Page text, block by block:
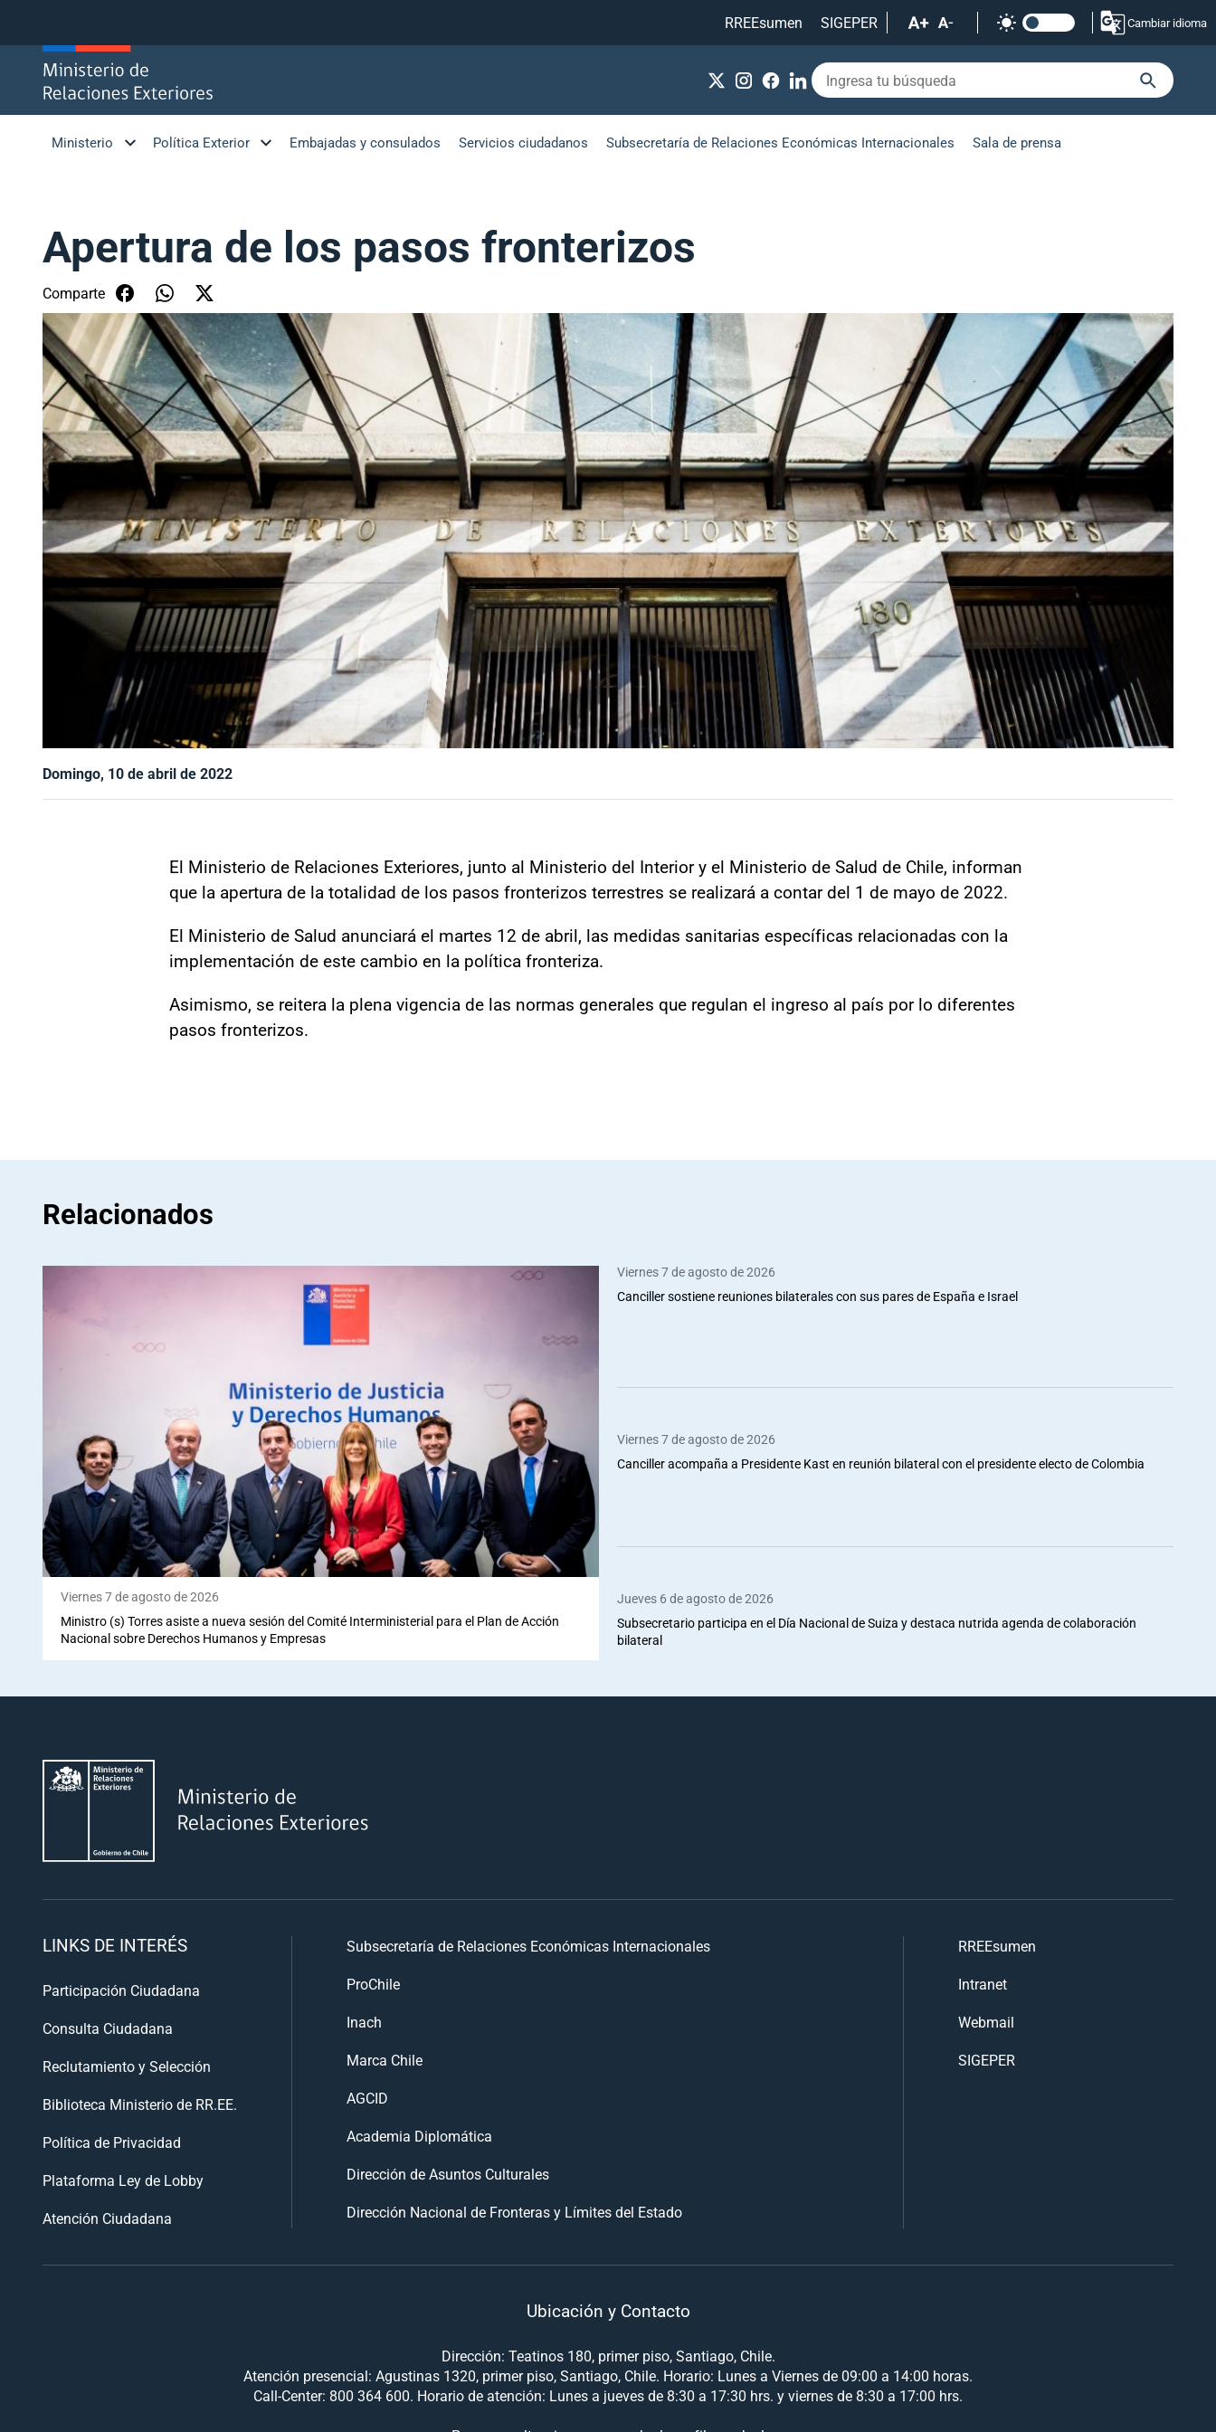
RREEsumen
SIGEPER Cambiar idioma
Ministerio Política Exterior Embajadas y consulados Servicios ciudadanos Subsecretaría de Relaciones Económicas Internacionales Sala de prensa
Apertura de los pasos fronterizos
Comparte
Domingo, 10 de abril de 2022
El Ministerio de Relaciones Exteriores, junto al Ministerio del Interior y el Ministerio de Salud de Chile, informan
que la apertura de la totalidad de los pasos fronterizos terrestres se realizará a contar del 1 de mayo de 2022.
El Ministerio de Salud anunciará el martes 12 de abril, las medidas sanitarias específicas relacionadas con la
implementación de este cambio en la política fronteriza.
Asimismo, se reitera la plena vigencia de las normas generales que regulan el ingreso al país por lo diferentes
pasos fronterizos.
Relacionados
Viernes 7 de agosto de 2026
Ministro (s) Torres asiste a nueva sesión del Comité Interministerial para el Plan de Acción
Nacional sobre Derechos Humanos y Empresas
Viernes 7 de agosto de 2026
Canciller sostiene reuniones bilaterales con sus pares de España e Israel
Viernes 7 de agosto de 2026
Canciller acompaña a Presidente Kast en reunión bilateral con el presidente electo de Colombia
Jueves 6 de agosto de 2026
Subsecretario participa en el Día Nacional de Suiza y destaca nutrida agenda de colaboración
bilateral
LINKS DE INTERÉS
Participación Ciudadana
Consulta Ciudadana
Reclutamiento y Selección
Biblioteca Ministerio de RR.EE.
Política de Privacidad
Plataforma Ley de Lobby
Atención Ciudadana
Subsecretaría de Relaciones Económicas Internacionales
ProChile
Inach
Marca Chile
AGCID
Academia Diplomática
Dirección de Asuntos Culturales
Dirección Nacional de Fronteras y Límites del Estado
RREEsumen
Intranet
Webmail
SIGEPER
Ubicación y Contacto
Dirección: Teatinos 180, primer piso, Santiago, Chile.
Atención presencial: Agustinas 1320, primer piso, Santiago, Chile. Horario: Lunes a Viernes de 09:00 a 14:00 horas.
Call-Center: 800 364 600. Horario de atención: Lunes a jueves de 8:30 a 17:30 hrs. y viernes de 8:30 a 17:00 hrs.